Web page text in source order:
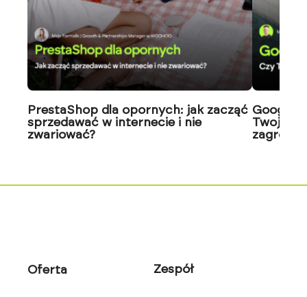
PrestaShop dla opornych: jak zacząć
sprzedawać w internecie i nie
zwariować?
Google
Twoja
Oferta Zespół